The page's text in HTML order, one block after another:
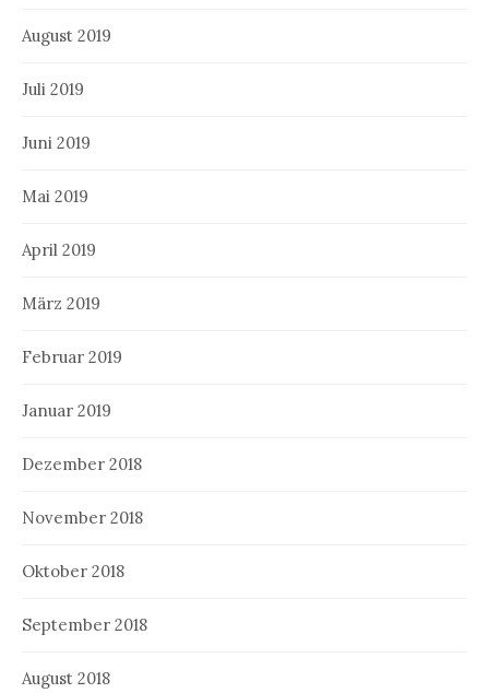
August 2019
Juli 2019
Juni 2019
Mai 2019
April 2019
März 2019
Februar 2019
Januar 2019
Dezember 2018
November 2018
Oktober 2018
September 2018
August 2018